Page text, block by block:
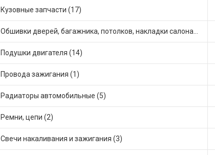
Кузовные запчасти (17)
Подушки двигателя (14)
Провода зажигания (1)
Радиаторы автомобильные (5)
Ремни, цепи (2)
Свечи накаливания и зажигания (3)